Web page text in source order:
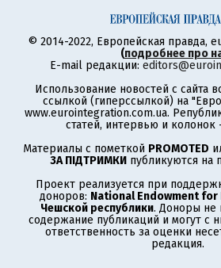
© 2014-2022, Европейская правда,
(подробнее про
E-mail редакции:
Использование новостей с сайта
ссылкой (гиперссылкой) на
www.eurointegration.com.ua.
статей, интервью и колонок
Материалы с пометкой PROMOTED
ЗА ПІДТРИМКИ публикуются на
Проект реализуется при
доноров: National Endowment for
Чешской республики. Доноры не
содержание публикаций и могут с
ответственность за оценки
редакция.